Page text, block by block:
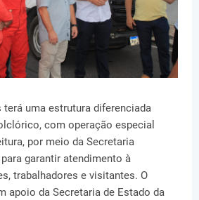
terá uma estrutura diferenciada
com operação especial
por meio da Secretaria
garantir atendimento à
trabalhadores e visitantes. O
apoio da Secretaria de Estado da